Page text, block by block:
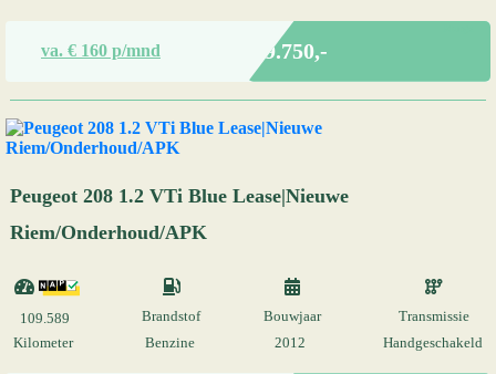
va. € 160 p/mnd € 9.750,-
Peugeot 208 1.2 VTi Blue Lease|Nieuwe
Riem/Onderhoud/APK
109.589
Kilometer
Brandstof
Benzine
Bouwjaar
2012
Transmissie
Handgeschakeld